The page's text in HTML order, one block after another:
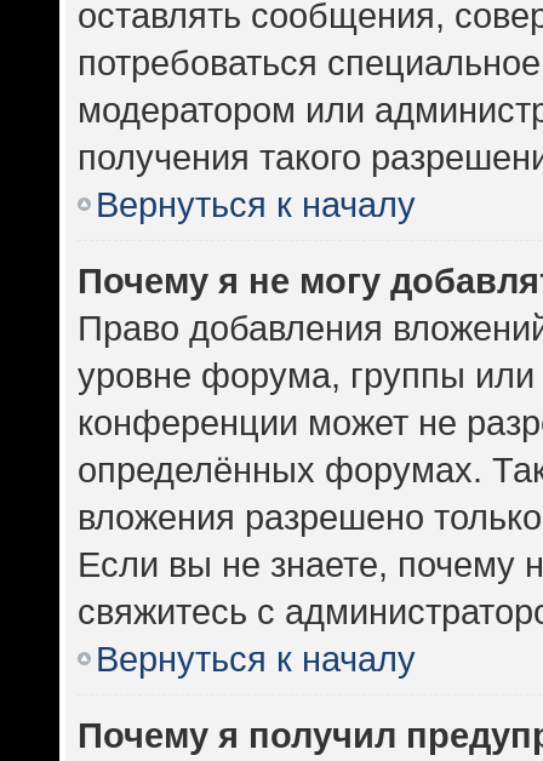
оставлять сообщения,
потребоваться
модератором или
получения такого
Вернуться к началу
Почему я не могу
Право добавления
уровне форума, группы или
конференции может не
определённых форумах.
вложения разрешено
Если вы не знаете, почему
свяжитесь с
Вернуться к началу
Почему я получил